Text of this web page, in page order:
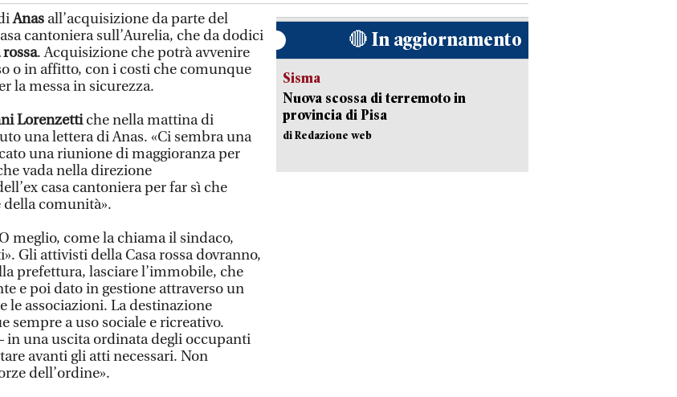
Anas all’acquisizione da parte del
cantoniera sull’Aurelia, che da dodici
rossa. Acquisizione che potrà avvenire
o in affitto, con i costi che comunque
la messa in sicurezza.
Lorenzettiche nella mattina di
una lettera di Anas. «Ci sembra una
una riunione di maggioranza per
vada nella direzione
casa cantoniera per far sì che
comunità».
meglio, come la chiama il sindaco,
Gli attivisti della Casa rossa dovranno,
prefettura, lasciare l’immobile, che
e poi dato in gestione attraverso un
le associazioni. La destinazione
a uso sociale e ricreativo.
in una uscita ordinata degli occupanti
avanti gli atti necessari. Non
dell’ordine».
🔴 In aggiornamento
Sisma
Nuova scossa di terremoto in
provincia di Pisa
di Redazione web